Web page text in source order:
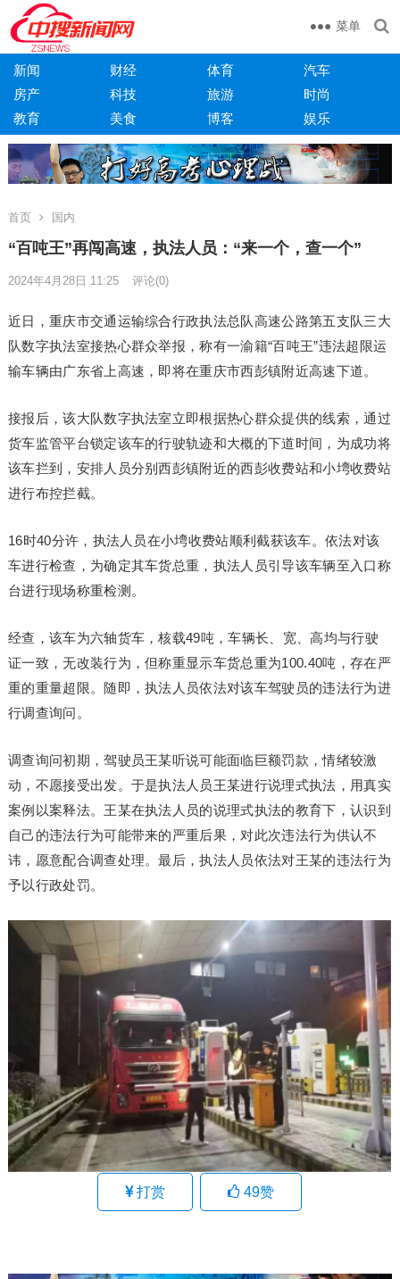
菜单
新闻 财经 体育
汽车
房产
科技 旅游
时尚
教育
美食 博客 娱乐
首页 国内
“百吨王”再闯高速，执法人员：“来一个，查一个”
2024年4月28日 11:25 评论(0)
近日，重庆市交通运输综合行政执法总队高速公路第五支队三大
队数字执法室接热心群众举报，称有一渝籍“百吨王”违法超限运
输车辆由广东省上高速，即将在重庆市西彭镇附近高速下道。
接报后，该大队数字执法室立即根据热心群众提供的线索，通过
货车监管平台锁定该车的行驶轨迹和大概的下道时间，为成功将
该车拦到，安排人员分别西彭镇附近的西彭收费站和小塆收费站
进行布控拦截。
16时40分许，执法人员在小塆收费站顺利截获该车。依法对该
车进行检查，为确定其车货总重，执法人员引导该车辆至入口称
台进行现场称重检测。
经查，该车为六轴货车，核载49吨，车辆长、宽、高均与行驶
证一致，无改装行为，但称重显示车货总重为100.40吨，存在严
重的重量超限。随即，执法人员依法对该车驾驶员的违法行为进
行调查询问。
调查询问初期，驾驶员王某听说可能面临巨额罚款，情绪较激
动，不愿接受出发。于是执法人员王某进行说理式执法，用真实
案例以案释法。王某在执法人员的说理式执法的教育下，认识到
自己的违法行为可能带来的严重后果，对此次违法行为供认不
讳，愿意配合调查处理。最后，执法人员依法对王某的违法行为
予以行政处罚。
打赏 49赞